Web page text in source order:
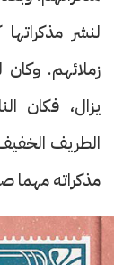
لنشر
زملائهم.
يزال، فكان
الطريف
مذكراته مهما